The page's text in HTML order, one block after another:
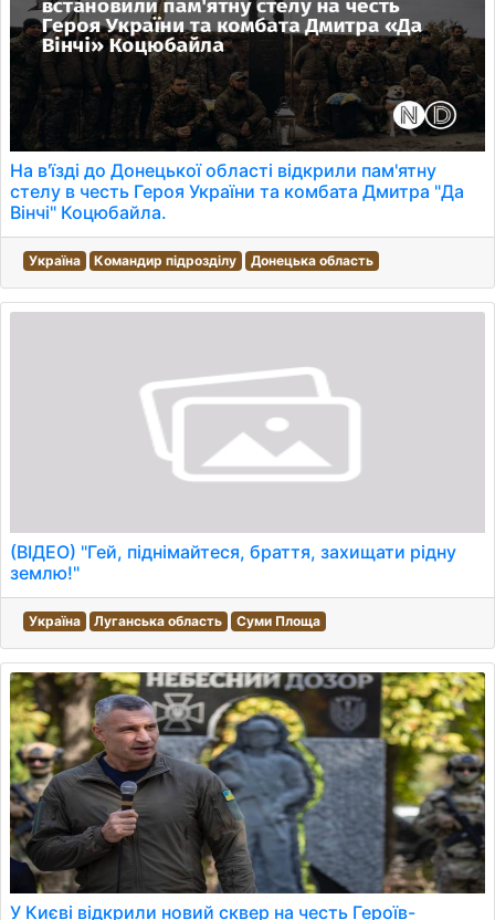
На в'їзді до Донецької області відкрили пам'ятну
стелу в честь Героя України та комбата Дмитра "Да
Вінчі" Коцюбайла.
Україна Командир підрозділу Донецька область
(ВІДЕО) "Гей, піднімайтеся, браття, захищати рідну
землю!"
Україна Луганська область Суми Площа
У Києві відкрили новий сквер на честь Героїв-